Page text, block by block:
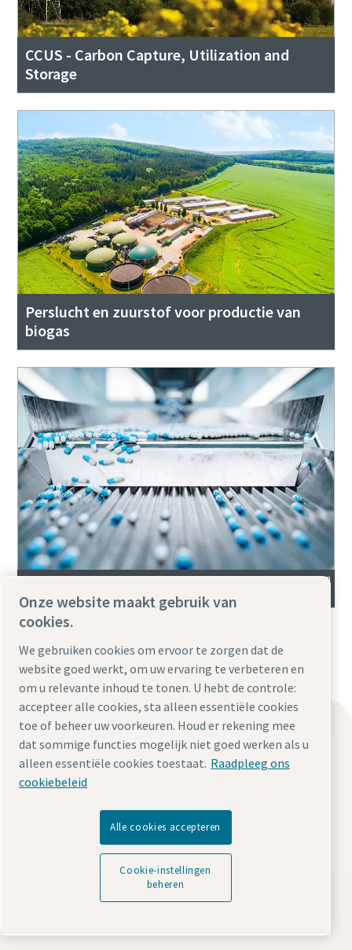
CCUS - Carbon Capture, Utilization and
Storage
Perslucht en zuurstof voor productie van
biogas
Oliegesmeerde luchtcompressoren
Schroefcompressoren serie G
Schroefcompressoren serie GA
Olievrije luchtcompressoren
Compacte zuigercompressor serie LFx
Lage druk schroefcompressoren ZE/ZA (VSD)
Onze website maakt gebruik van
cookies.
We gebruiken cookies om ervoor te zorgen dat de
website goed werkt, om uw ervaring te verbeteren en
om u relevante inhoud te tonen. U hebt de controle:
accepteer alle cookies, sta alleen essentiële cookies
toe of beheer uw voorkeuren. Houd er rekening mee
dat sommige functies mogelijk niet goed werken als u
alleen essentiële cookies toestaat. Raadpleeg ons
cookiebeleid
Alle cookies accepteren
Cookie-instellingen
beheren